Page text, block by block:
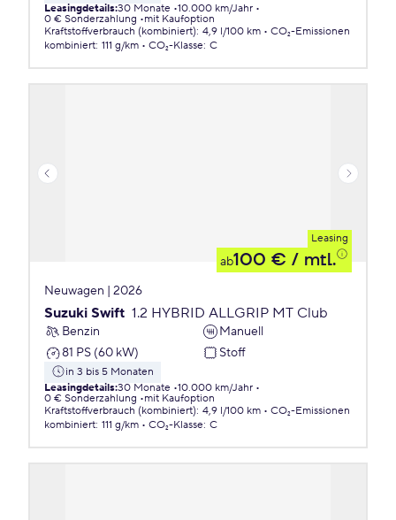
Leasingdetails:30 Monate 10.000 km/Jahr
0 € Sonderzahlung
mit Kaufoption
Kraftstoffverbrauch (kombiniert): 4,9 l/100 km
CO₂-Emissionen
kombiniert: 111 g/km CO₂-Klasse: C
Leasing
ab100 € / mtl.
Neuwagen | 2026
Suzuki Swift 1.2 HYBRID ALLGRIP MT Club
Benzin
Manuell
81 PS (60 kW)
Stoff
in 3 bis 5 Monaten
Leasingdetails:30 Monate 10.000 km/Jahr
0 € Sonderzahlung
mit Kaufoption
Kraftstoffverbrauch (kombiniert): 4,9 l/100 km
CO₂-Emissionen
kombiniert: 111 g/km CO₂-Klasse: C